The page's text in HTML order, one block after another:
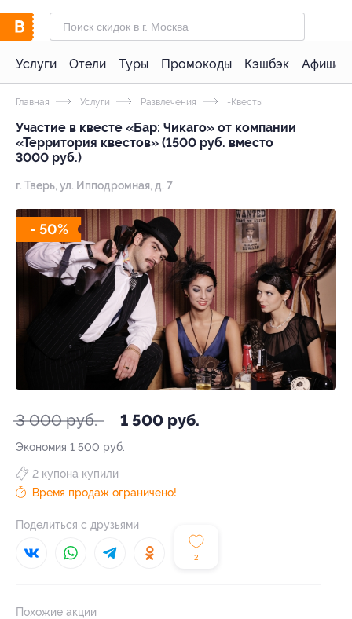
Услуги Отели Туры Промокоды Кэшбэк Афиша
Главная Услуги Развлечения -Квесты
Участие в квесте «Бар: Чикаго» от компании
«Территория квестов» (1500 руб. вместо
3000 руб.)
г. Тверь, ул. Ипподромная, д. 7
- 50%
3 000 руб. 1 500 руб.
Экономия 1 500 руб.
2
2 купона купили
Время продаж ограничено!
Поделиться с друзьями
Похожие акции